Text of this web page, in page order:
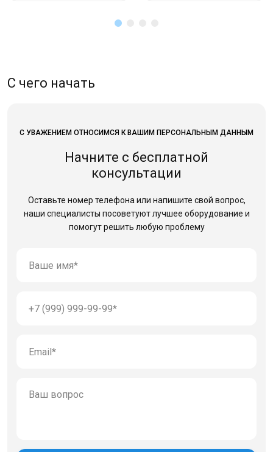
С чего начать
С УВАЖЕНИЕМ ОТНОСИМСЯ К ВАШИМ ПЕРСОНАЛЬНЫМ ДАННЫМ
Начните с бесплатной
консультации
Оставьте номер телефона или напишите свой вопрос,
наши специалисты посоветуют лучшее оборудование и
помогут решить любую проблему